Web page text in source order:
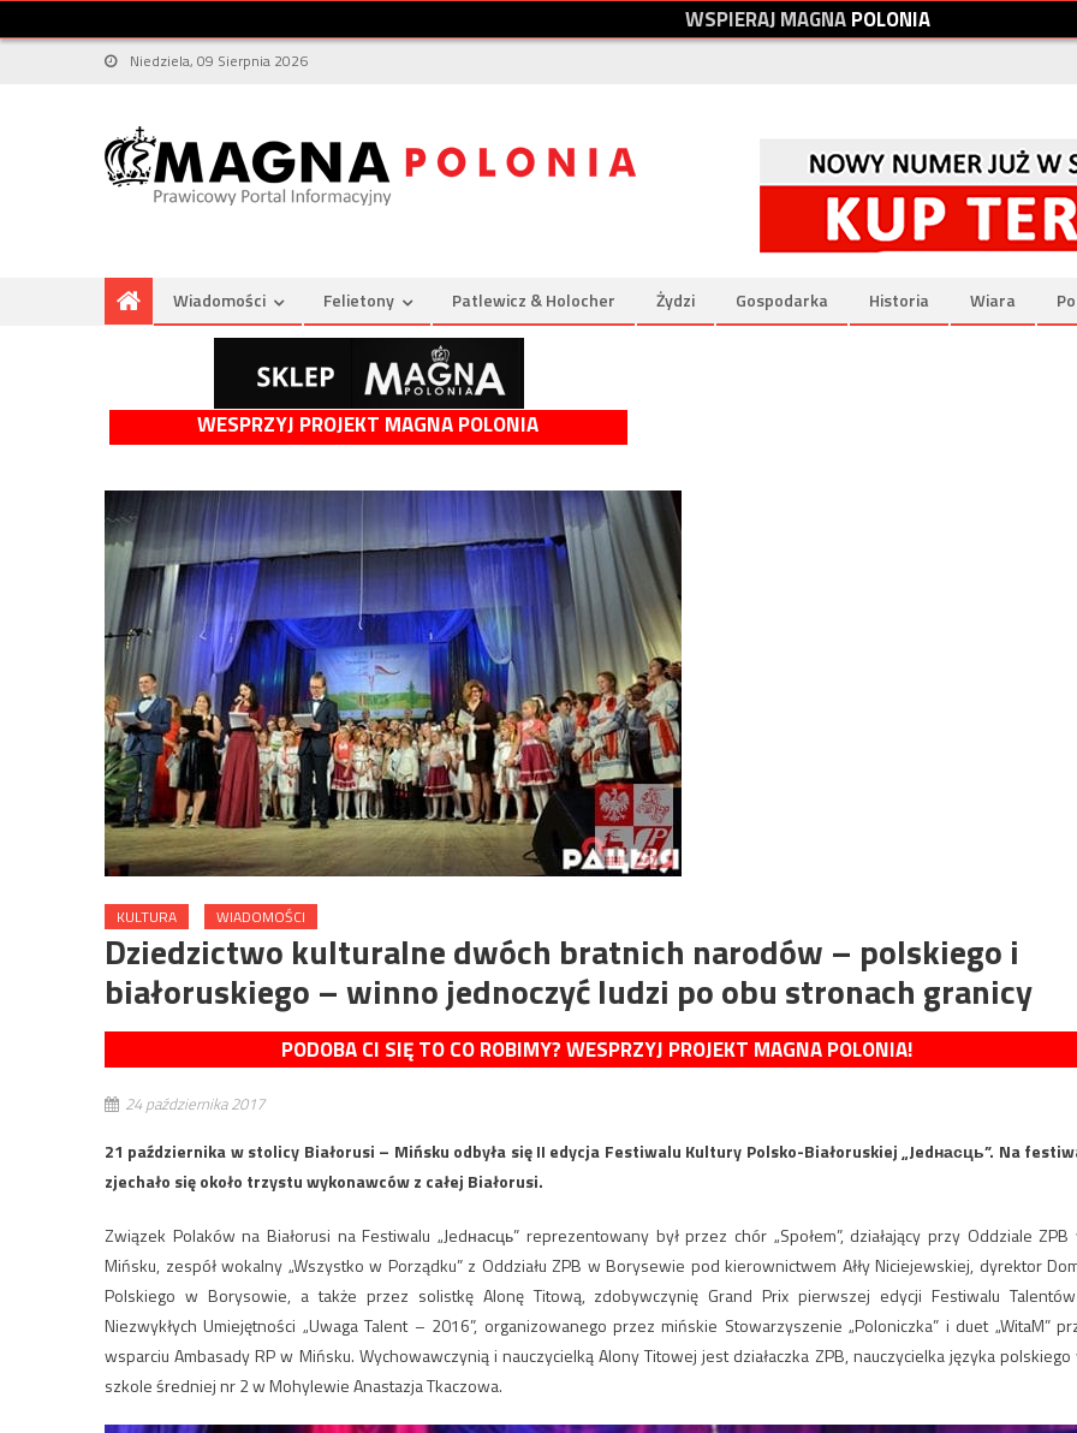
WSPIERAJMAGNAPOLONIA
Niedziela, 09 Sierpnia 2026
Wiadomości Felietony Patlewicz & Holocher Żydzi Gospodarka Historia Wiara
WESPRZYJ PROJEKT MAGNA POLONIA
KULTURA WIADOMOŚCI
Dziedzictwo kulturalne dwóch bratnich narodów – polskiego i
białoruskiego – winno jednoczyć ludzi po obu stronach granicy
PODOBA CI SIĘ TO CO ROBIMY? WESPRZYJ PROJEKT MAGNA POLONIA!
24 października 2017
21 października w stolicy Białorusi – Mińsku odbyła się II edycja Festiwalu Kultury Polsko-Białoruskiej „Jedнасць”. Na
zjechało się około trzystu wykonawców z całej Białorusi.
Związek Polaków na Białorusi na Festiwalu „Jedнасць” reprezentowany był przez chór „Społem”, działający przy Oddziale ZPB
Mińsku, zespół wokalny „Wszystko w Porządku” z Oddziału ZPB w Borysewie pod kierownictwem Ałły Niciejewskiej, dyrektor
Polskiego w Borysowie, a także przez solistkę Alonę Titową, zdobywczynię Grand Prix pierwszej edycji Festiwalu
Niezwykłych Umiejętności „Uwaga Talent – 2016”, organizowanego przez mińskie Stowarzyszenie „Poloniczka” i duet „WitaM”
wsparciu Ambasady RP w Mińsku. Wychowawczynią i nauczycielką Alony Titowej jest działaczka ZPB, nauczycielka języka polskiego
szkole średniej nr 2 w Mohylewie Anastazja Tkaczowa.